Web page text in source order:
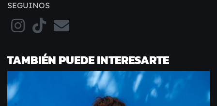
SEGUINOS
TAMBIÉN PUEDE INTERESARTE